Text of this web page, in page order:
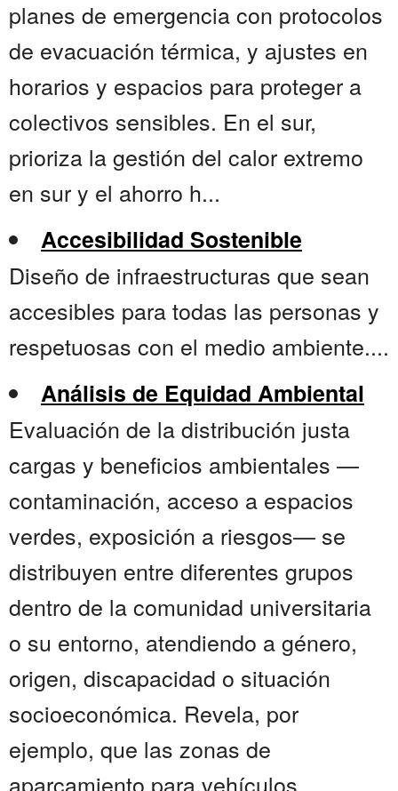
planes de emergencia con protocolos
de evacuación térmica, y ajustes en
horarios y espacios para proteger a
colectivos sensibles. En el sur,
prioriza la gestión del calor extremo
en sur y el ahorro h...
Accesibilidad Sostenible
Diseño de infraestructuras que sean
accesibles para todas las personas y
respetuosas con el medio ambiente....
Análisis de Equidad Ambiental
Evaluación de la distribución justa
cargas y beneficios ambientales —
contaminación, acceso a espacios
verdes, exposición a riesgos— se
distribuyen entre diferentes grupos
dentro de la comunidad universitaria
o su entorno, atendiendo a género,
origen, discapacidad o situación
socioeconómica. Revela, por
ejemplo, que las zonas de
aparcamiento para vehículos